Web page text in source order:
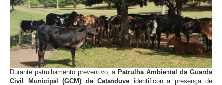
Durante patrulhamento preventivo, a Patrulha Ambiental da Guarda
Civil Municipal (GCM) de Catanduva identificou a presença de